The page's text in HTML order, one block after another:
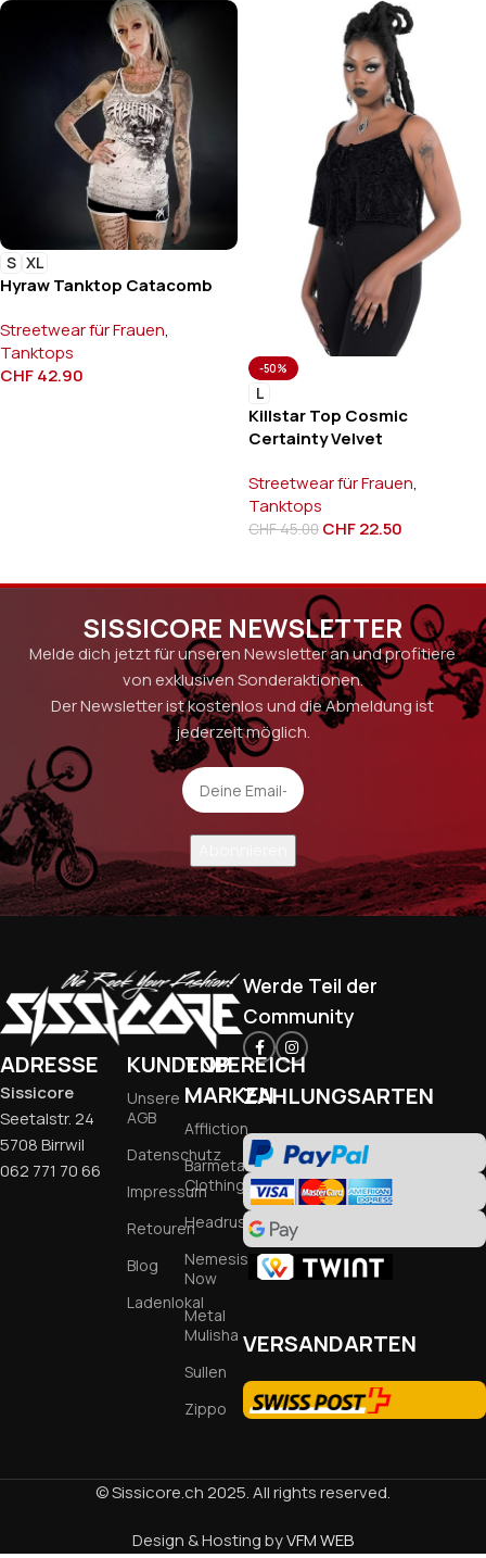
S XL
Hyraw Tanktop Catacomb
Streetwear für Frauen,
Tanktops
CHF42.90 -50%
L
Killstar Top Cosmic
Certainty Velvet
Streetwear für Frauen,
Tanktops
CHF45.00 CHF22.50
SISSICORE NEWSLETTER
Melde dich jetzt für unseren Newsletter an und profitiere
von exklusiven Sonderaktionen.
Der Newsletter ist kostenlos und die Abmeldung ist
jederzeit möglich.
ADRESSE
Sissicore
Seetalstr. 24
5708 Birrwil
062 771 70 66
KUNDENBEREICH
Unsere
AGB
Datenschutz
Impressum
Retouren
Blog
Ladenlokal
TOP
MARKEN
Affliction
Barmetal
Clothing
Headrush
Nemesis
Now
Metal
Mulisha
Sullen
Zippo
Werde Teil der
Community
ZAHLUNGSARTEN
VERSANDARTEN
© Sissicore.ch 2025. All rights reserved.
Design & Hosting byVFM WEB